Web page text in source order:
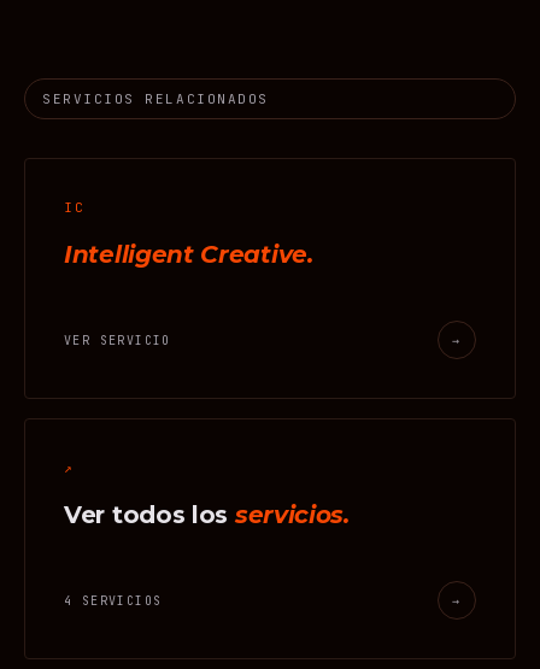
SERVICIOS RELACIONADOS
IC
Intelligent Creative.
VER SERVICIO →
↗
Ver todos losservicios.
4 SERVICIOS →